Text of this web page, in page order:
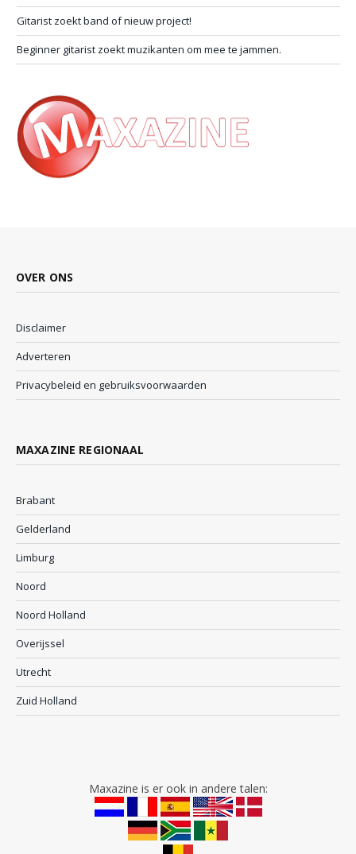
Gitarist zoekt band of nieuw project!
Beginner gitarist zoekt muzikanten om mee te jammen.
OVER ONS
Disclaimer
Adverteren
Privacybeleid en gebruiksvoorwaarden
MAXAZINE REGIONAAL
Brabant
Gelderland
Limburg
Noord
Noord Holland
Overijssel
Utrecht
Zuid Holland
Maxazine is er ook in andere talen: